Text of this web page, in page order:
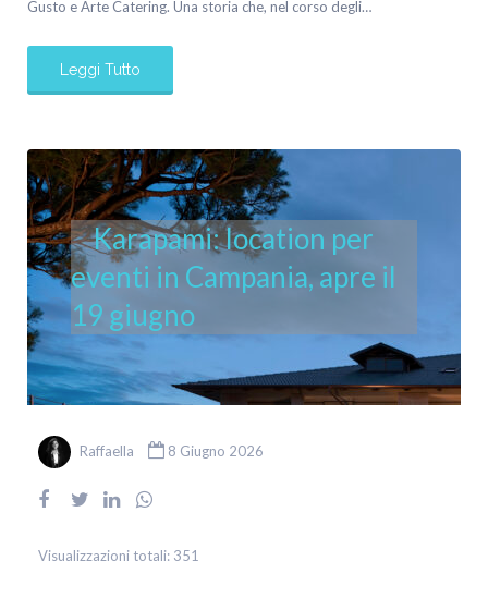
Gusto e Arte Catering. Una storia che, nel corso degli…
Leggi Tutto
Karapami: location per
eventi in Campania, apre il
19 giugno
Raffaella 8 Giugno 2026
Visualizzazioni totali: 351